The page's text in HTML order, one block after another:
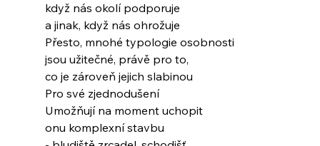
když nás okolí podporuje
a jinak, když nás ohrožuje
Přesto, mnohé typologie osobnosti
jsou užitečné, právě pro to,
co je zároveň jejich slabinou
Pro své zjednodušení
Umožňují na moment uchopit
onu komplexní stavbu